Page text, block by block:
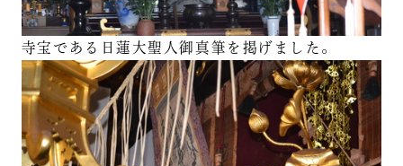
寺宝である日蓮大聖人御真筆を掲げました。